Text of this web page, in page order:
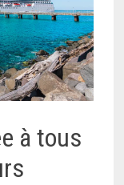
à tous